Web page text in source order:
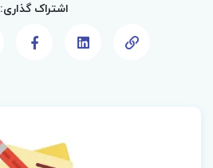
اشتراک گذاری: